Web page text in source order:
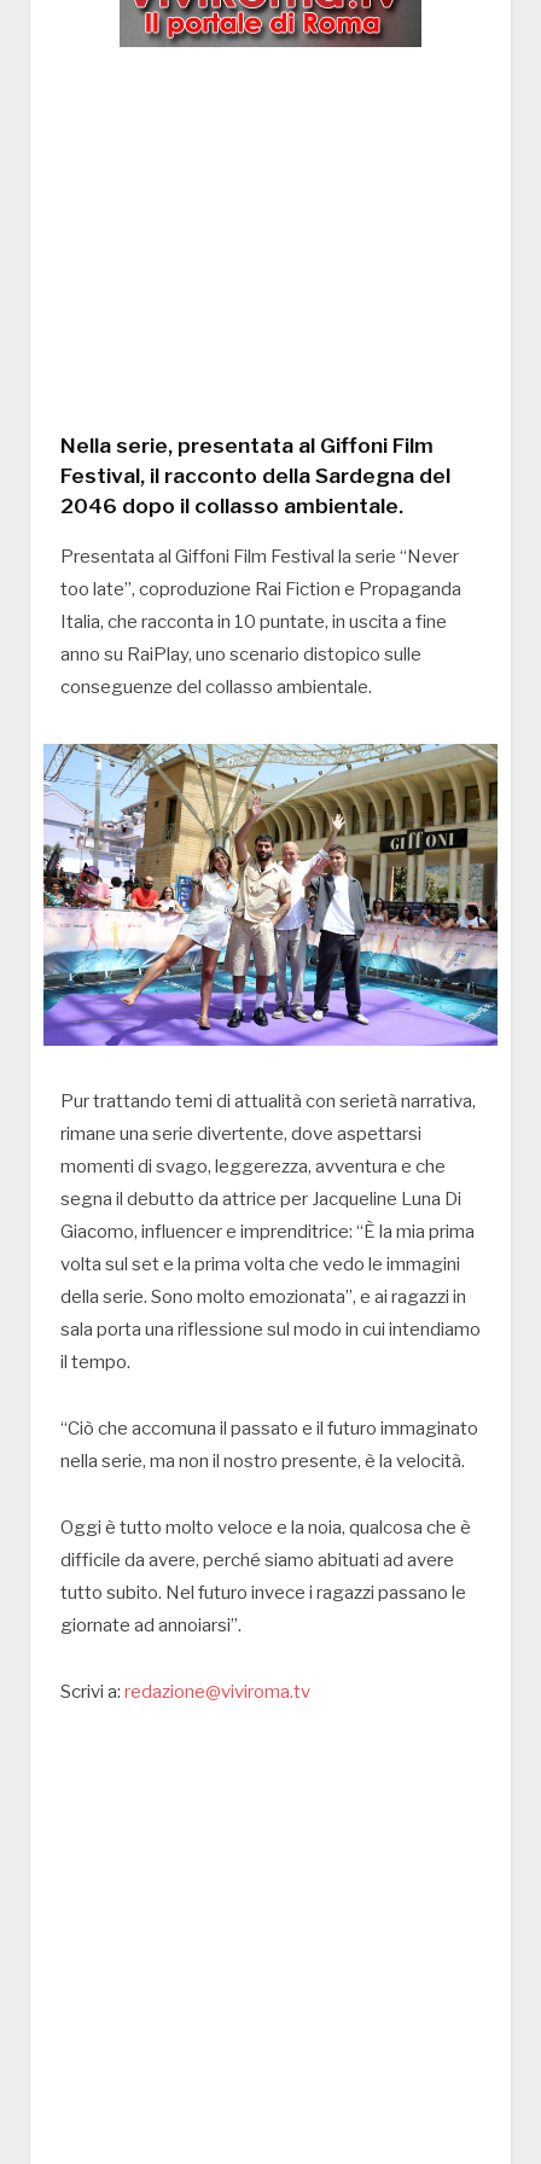
Nella serie, presentata al Giffoni Film
Festival, il racconto della Sardegna del
2046 dopo il collasso ambientale.
Presentata al Giffoni Film Festival la serie “Never
too late”, coproduzione Rai Fiction e Propaganda
Italia, che racconta in 10 puntate, in uscita a fine
anno su RaiPlay, uno scenario distopico sulle
conseguenze del collasso ambientale.
Pur trattando temi di attualità con serietà narrativa,
rimane una serie divertente, dove aspettarsi
momenti di svago, leggerezza, avventura e che
segna il debutto da attrice per Jacqueline Luna Di
Giacomo, influencer e imprenditrice: “È la mia prima
volta sul set e la prima volta che vedo le immagini
della serie. Sono molto emozionata”, e ai ragazzi in
sala porta una riflessione sul modo in cui intendiamo
il tempo.
“Ciò che accomuna il passato e il futuro immaginato
nella serie, ma non il nostro presente, è la velocità.
Oggi è tutto molto veloce e la noia, qualcosa che è
difficile da avere, perché siamo abituati ad avere
tutto subito. Nel futuro invece i ragazzi passano le
giornate ad annoiarsi”.
Scrivi a: redazione@viviroma.tv